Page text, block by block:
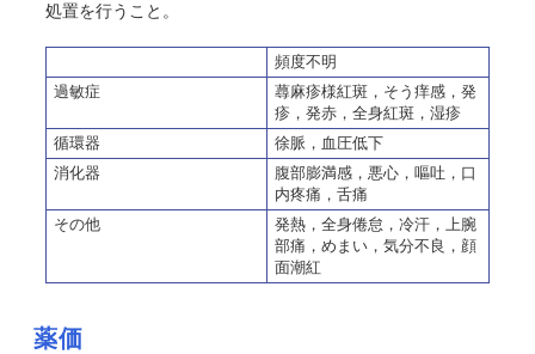
処置を行うこと。
頻度不明
過敏症
蕁麻疹様紅斑， そう 痒感，発
疹，発赤，全身紅斑，湿疹
循環器
徐脈，血圧低下
消化器
腹部膨満感，悪心，嘔吐，口
内疼痛，舌痛
その他
発熱，全身倦怠，冷汗，上腕
部痛，めまい，気分不良，顔
面潮紅
薬価